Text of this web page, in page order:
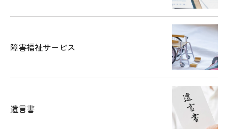
障害福祉サービス
遺言書